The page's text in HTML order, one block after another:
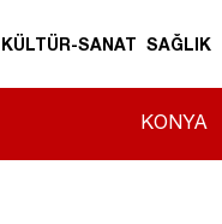
KÜLTÜR-SANAT SAĞLIK